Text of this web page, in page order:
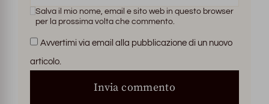
Salva il mio nome, email e sito web in questo browser
per la prossima volta che commento.
Avvertimi via email alla pubblicazione di un nuovo
articolo.